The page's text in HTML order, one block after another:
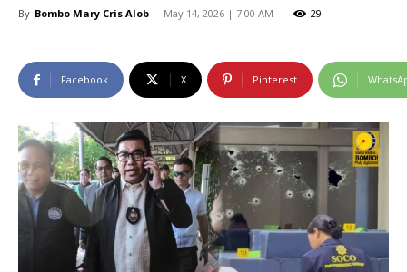
By Bombo Mary Cris Alob - May 14, 2026 | 7:00 AM 29
Facebook X Pinterest